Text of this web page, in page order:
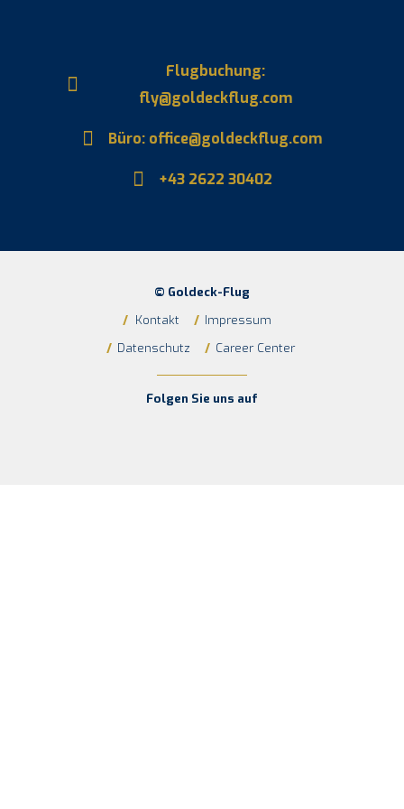
Flugbuchung:
fly@goldeckflug.com
Büro: office@goldeckflug.com
+43 2622 30402
© Goldeck-Flug
/ Kontakt / Impressum
/ Datenschutz / Career Center
Folgen Sie uns auf